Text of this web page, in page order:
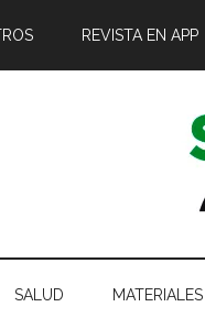
REVISTA EN APP
SALUD